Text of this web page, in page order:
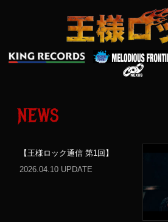
NEWS
【王様ロック通信 第1回】
2026.04.10 UPDATE